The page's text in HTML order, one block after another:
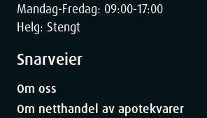
Mandag-Fredag: 09:00-17:00
Helg: Stengt
Snarveier
Om oss
Om netthandel av apotekvarer